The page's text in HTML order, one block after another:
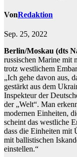
VonRedaktion
Sep. 25, 2022
Berlin/Moskau (dts
russischen Marine mit
trotz westlichem
„Ich gehe davon aus,
gestärkt aus dem
Inspekteur der
der „Welt“. Man
modernen Einheiten,
scheint das westliche
dass die Einheiten mit
mit ballistischen
einstellen.“